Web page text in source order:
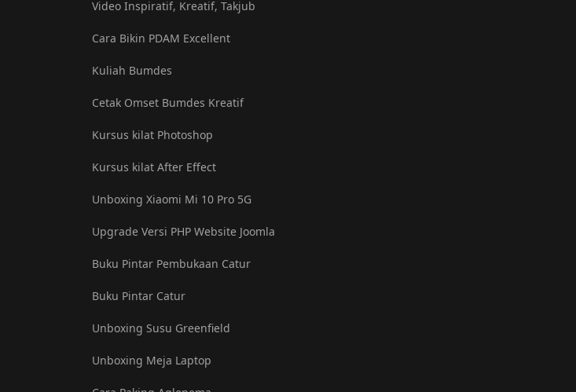
Video Inspiratif, Kreatif, Takjub
Cara Bikin PDAM Excellent
Kuliah Bumdes
Cetak Omset Bumdes Kreatif
Kursus kilat Photoshop
Kursus kilat After Effect
Unboxing Xiaomi Mi 10 Pro 5G
Upgrade Versi PHP Website Joomla
Buku Pintar Pembukaan Catur
Buku Pintar Catur
Unboxing Susu Greenfield
Unboxing Meja Laptop